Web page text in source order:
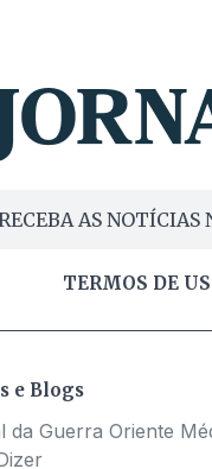
AS NOTÍCIAS
TERMOS DE
e Blogs
da Guerra Oriente